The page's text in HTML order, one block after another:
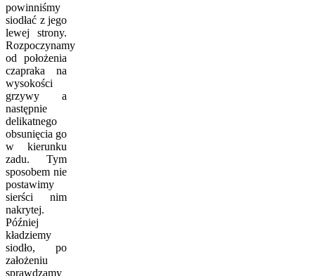
powinniśmy
siodłać z jego
lewej strony.
Rozpoczynamy
od położenia
czapraka na
wysokości
grzywy a
następnie
delikatnego
obsunięcia go
w kierunku
zadu. Tym
sposobem nie
postawimy
sierści nim
nakrytej.
Później
kładziemy
siodło, po
założeniu
sprawdzamy